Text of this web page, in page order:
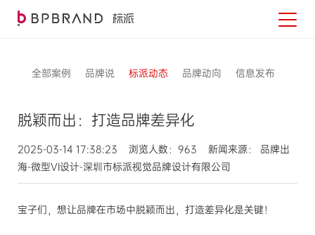
全部案例 品牌说 标派动态 品牌动向 信息发布
脱颖而出：打造品牌差异化
2025-03-14 17:38:23 浏览人数：963 新闻来源： 品牌出
海-微型VI设计-深圳市标派视觉品牌设计有限公司
宝子们，想让品牌在市场中脱颖而出，打造差异化是关键！